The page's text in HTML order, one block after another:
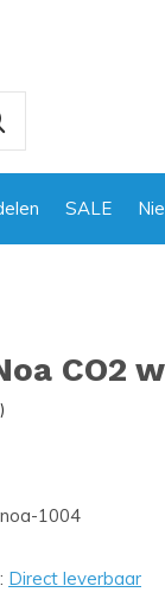
SALE
CO2
noa-1004
: Direct leverbaar